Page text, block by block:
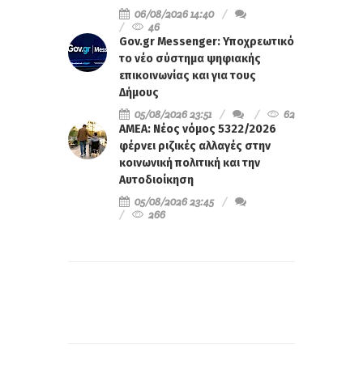
06/08/2026 14:40
46
Gov.gr Messenger: Υποχρεωτικό
το νέο σύστημα ψηφιακής
επικοινωνίας και για τους
Δήμους
05/08/2026 23:51
62
ΑΜΕΑ: Νέος νόμος 5322/2026
φέρνει ριζικές αλλαγές στην
κοινωνική πολιτική και την
Αυτοδιοίκηση
05/08/2026 23:45
266